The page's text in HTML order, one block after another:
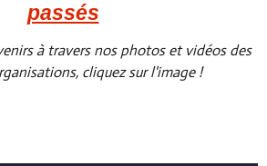
passés
à travers nos photos et vidéos des
cliquez sur l'image !